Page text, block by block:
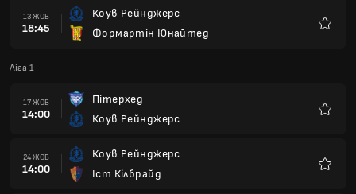
13 ЖОВ
18:45
Коув Рейнджерс
Формартін Юнайтед
Ліга 1
17 ЖОВ
14:00
Пітерхед
Коув Рейнджерс
24 ЖОВ
14:00
Коув Рейнджерс
Іст Кілбрайд